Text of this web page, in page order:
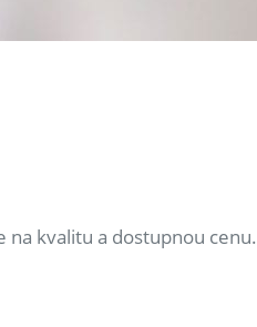
na kvalitu a dostupnou cenu.